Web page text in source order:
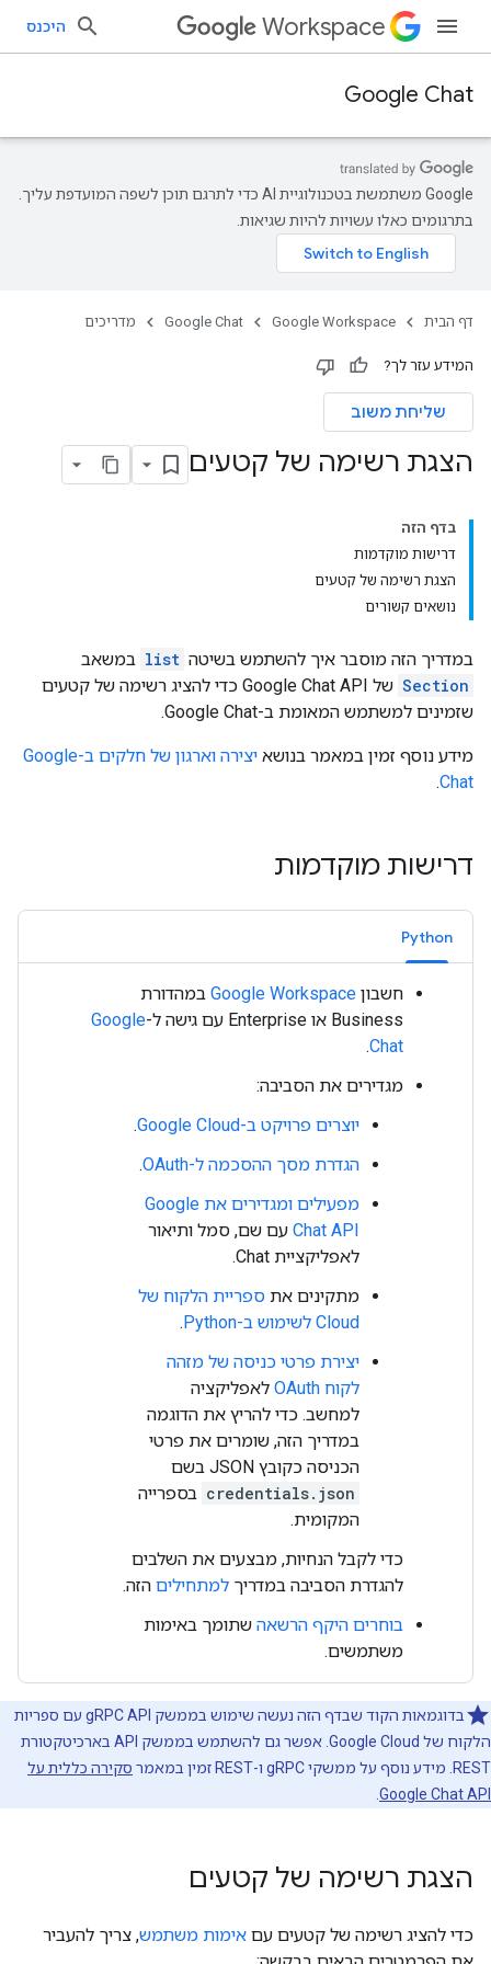
Workspace היכנס
Google Chat
‫Google משתמשת בטכנולוגיית AI כדי לתרגם תוכן לשפה המועדפת עליך.
בתרגומים כאלו עשויות להיות שגיאות.
דף הבית Google Workspace
Google Chat מדריכים
המידע עזר לך?
שליחת משוב
הצגת רשימה של קטעים
בדף הזה
דרישות מוקדמות
הצגת רשימה של קטעים
נושאים קשורים
במדריך הזה מוסבר איך להשתמש בשיטה list במשאב
Section
של Google Chat API כדי להציג רשימה של קטעים
שזמינים למשתמש המאומת ב-Google Chat.
מידע נוסף זמין במאמר בנושא
יצירה וארגון של חלקים ב-Google
Chat
.
דרישות מוקדמות
Python
חשבון Google Workspace במהדורת
Business או Enterprise עם גישה ל-
Google
Chat
.
מגדירים את הסביבה:
יוצרים פרויקט ב-Google Cloud
.
הגדרת מסך ההסכמה ל-OAuth
.
מפעילים ומגדירים את Google
Chat API עם שם, סמל ותיאור
לאפליקציית Chat.
מתקינים את ספריית הלקוח של
Cloud לשימוש ב-Python
.
יצירת פרטי כניסה של מזהה
לקוח OAuth
לאפליקציה
למחשב. כדי להריץ את הדוגמה
במדריך הזה, שומרים את פרטי
הכניסה כקובץ JSON בשם
credentials.json בספרייה
המקומית.
כדי לקבל הנחיות, מבצעים את השלבים
להגדרת הסביבה במדריך למתחילים הזה.
בוחרים היקף הרשאה שתומך באימות
משתמשים.
בדוגמאות הקוד שבדף הזה נעשה שימוש בממשק gRPC API עם ספריות
הלקוח של Google Cloud. אפשר גם להשתמש בממשק API בארכיטקטורת
REST. מידע נוסף על ממשקי gRPC ו-REST זמין במאמר
סקירה כללית על
Google Chat API
הצגת רשימה של קטעים
כדי להציג רשימה של קטעים עם אימות משתמש, צריך להעביר